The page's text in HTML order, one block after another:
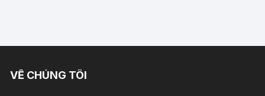
VỀ CHÚNG TÔI